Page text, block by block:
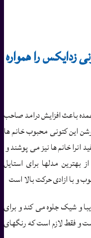
زدایکس را همواره
باعث افزایش درامد صاحب
این کتونی محبوب خانم ها
خانم ها نیز می پوشند و
بهترین مدلها برای استایل
و با ازادی حرکت بالا است
و شیک جلوه می کند و برای
و فقط لازم است که رنگهای